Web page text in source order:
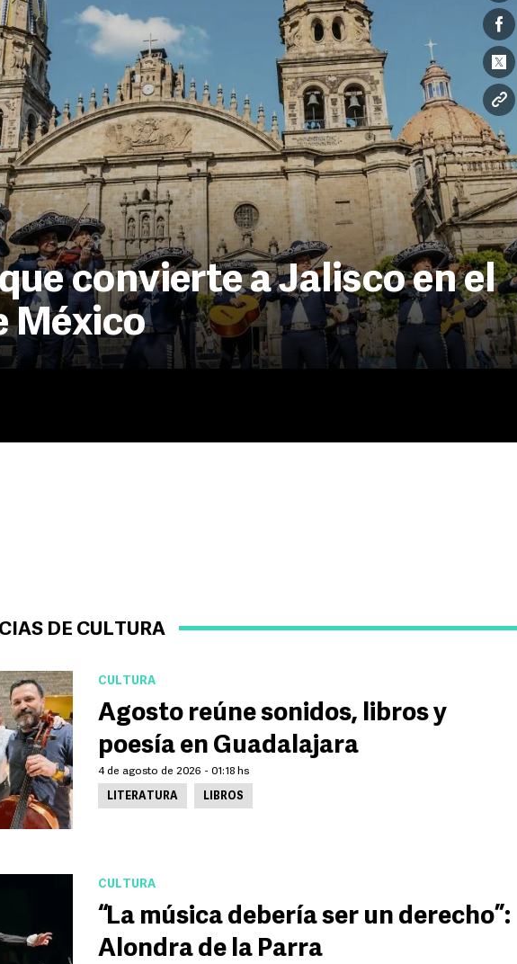
convierte a Jalisco en el
México
DE CULTURA
CULTURA
Agosto reúne sonidos, libros y
poesía en Guadalajara
4 de agosto de 2026 - 01:18 hs
LITERATURA LIBROS
CULTURA
“La música debería ser un derecho”:
Alondra de la Parra